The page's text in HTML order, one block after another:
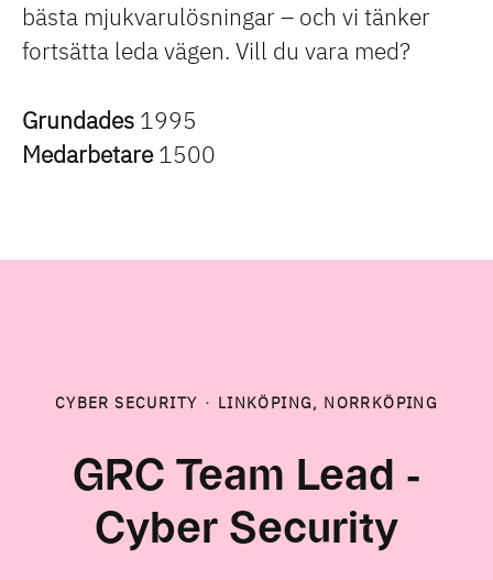
bästa mjukvarulösningar – och vi tänker
fortsätta leda vägen. Vill du vara med?
Grundades 1995
Medarbetare1500
CYBER SECURITY · LINKÖPING, NORRKÖPING
GRC Team Lead -
Cyber Security